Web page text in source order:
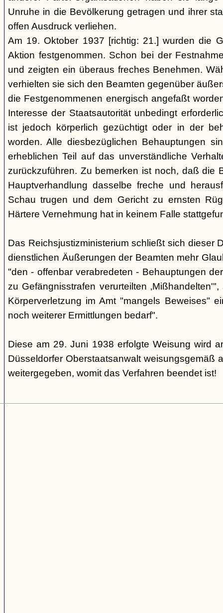
Unruhe in die Bevölkerung getragen und ihrer
offen Ausdruck verliehen.
Am 19. Oktober 1937 [richtig: 21.] wurden die
Aktion festgenommen. Schon bei der
und zeigten ein überaus freches Benehmen.
verhielten sie sich den Beamten gegenüber
die Festgenommenen energisch angefaßt
Interesse der Staatsautorität unbedingt
ist jedoch körperlich gezüchtigt oder in der
worden. Alle diesbezüglichen Behauptungen
erheblichen Teil auf das unverständliche
zurückzuführen. Zu bemerken ist noch, daß die
Hauptverhandlung dasselbe freche und
Schau trugen und dem Gericht zu ernsten
Härtere Vernehmung hat in keinem Falle
Das Reichsjustizministerium schließt sich dieser
dienstlichen Äußerungen der Beamten mehr
"den - offenbar verabredeten - Behauptungen
zu Gefängnisstrafen verurteilten
Körperverletzung im Amt "mangels Beweises"
noch weiterer Ermittlungen bedarf".
Diese am 29. Juni 1938 erfolgte Weisung wird
Düsseldorfer Oberstaatsanwalt weisungsgemäß
weitergegeben, womit das Verfahren beendet ist!